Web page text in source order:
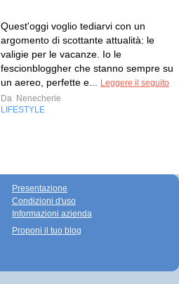
Quest'oggi voglio tediarvi con un
argomento di scottante attualità: le
valigie per le vacanze. Io le
fescionbloggher che stanno sempre su
un aereo, perfette e...
Leggere il seguito
Da Nenecherie
LIFESTYLE
Presentazione
Condizioni d'uso
Informazioni azienda
Proponi il tuo blog